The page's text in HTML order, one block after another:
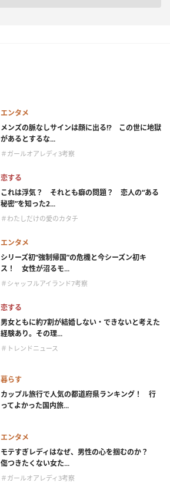
エンタメ
メンズの脈なしサインは顔に出る!? この世に地獄
があるとするな...
＃ガールオアレディ3考察
恋する
これは浮気？ それとも癖の問題？ 恋人の“ある
秘密”を知った2...
＃わたしだけの愛のカタチ
エンタメ
シリーズ初“強制帰国”の危機と今シーズン初キ
ス！ 女性が沼るモ...
＃シャッフルアイランド7考察
恋する
男女ともに約7割が結婚しない・できないと考えた
経験あり。その理...
＃トレンドニュース
暮らす
カップル旅行で人気の都道府県ランキング！ 行
ってよかった国内旅...
エンタメ
モテすぎレディはなぜ、男性の心を掴むのか？
傷つきたくない女た...
＃ガールオアレディ3考察